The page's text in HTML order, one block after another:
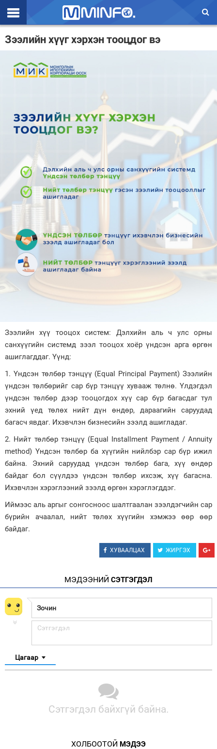
Эхлэл
Валют ханш
Эдийн засаг
Үзэл бодол
Нийгэм
Дэлхий
Энтертайнмэнт
Зурхай
Зээлийн хүүг хэрхэн тооцдог вэ
Зээлийн хүү тооцох систем: Дэлхийн аль ч улс орны
санхүүгийн системд зээл тооцох хоёр үндсэн арга өргөн
ашиглагддаг. Үүнд:
1. Үндсэн төлбөр тэнцүү (Equal Principal Payment) Зээлийн
үндсэн төлбөрийг сар бүр тэнцүү хувааж төлнө. Үлдэгдэл
үндсэн төлбөр дээр тооцогдох хүү сар бүр багасдаг тул
эхний үед төлөх нийт дүн өндөр, дараагийн саруудад
багасч явдаг. Ихэвчлэн бизнесийн зээлд ашигладаг.
2. Нийт төлбөр тэнцүү (Equal Installment Payment / Annuity
method) Үндсэн төлбөр ба хүүгийн нийлбэр сар бүр ижил
байна. Эхний саруудад үндсэн төлбөр бага, хүү өндөр
байдаг бол сүүлдээ үндсэн төлбөр ихсэж, хүү багасна.
Ихэвчлэн хэрэглээний зээлд өргөн хэрэглэгддэг.
Иймээс аль аргыг сонгосноос шалтгаалан зээлдэгчийн сар
бүрийн ачаалал, нийт төлөх хүүгийн хэмжээ өөр өөр
байдаг.
ХУВААЛЦАХ ЖИРГЭХ
МЭДЭЭНИЙ СЭТГЭГДЭЛ
Цагаар
Сэтгэгдэл байхгүй байна.
ХОЛБООТОЙ МЭДЭЭ